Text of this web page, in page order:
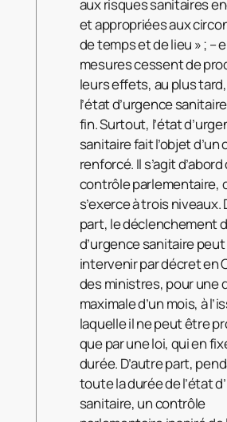
aux risques sanitaires
et appropriées aux
de temps et de lieu » ; –
mesures cessent de
leurs effets, au plus
l’état d’urgence
fin. Surtout, l’état
sanitaire fait l’objet
renforcé. Il s’agit d’abord
contrôle parlementaire,
s’exerce à trois niveaux.
part, le déclenchement
d’urgence sanitaire peut
intervenir par décret en
des ministres, pour une
maximale d’un mois, à
laquelle il ne peut être
que par une loi, qui en
durée. D’autre part,
toute la durée de l’état
sanitaire, un contrôle